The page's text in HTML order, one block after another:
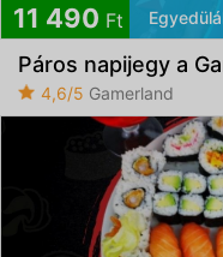
11 490 Ft
Páros napijegy a
4,6/5 Gamerland